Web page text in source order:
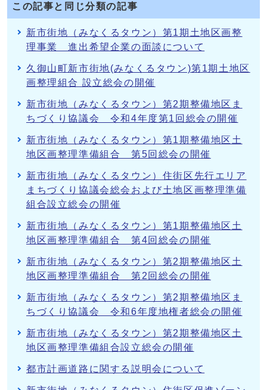
この記事と同じ分類の記事
新市街地（みなくるタウン）第1期土地区画整
理事業 進出希望企業の面談について
久御山町新市街地(みなくるタウン)第1期土地区
画整理組合 設立総会の開催
新市街地（みなくるタウン）第2期整備地区ま
ちづくり協議会 令和4年度第1回総会の開催
新市街地（みなくるタウン）第1期整備地区土
地区画整理準備組合 第5回総会の開催
新市街地（みなくるタウン）住街区先行エリア
まちづくり協議会総会および土地区画整理準備
組合設立総会の開催
新市街地（みなくるタウン）第1期整備地区土
地区画整理準備組合 第4回総会の開催
新市街地（みなくるタウン）第2期整備地区土
地区画整理準備組合 第2回総会の開催
新市街地（みなくるタウン）第2期整備地区ま
ちづくり協議会 令和6年度地権者総会の開催
新市街地（みなくるタウン）第2期整備地区土
地区画整理準備組合設立総会の開催
都市計画道路に関する説明会について